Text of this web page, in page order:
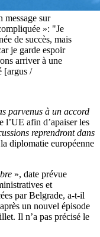
message sur
»: "Je
de succès, mais
je garde espoir
arriver à une
[argus /
parvenus à un accord
l’UE afin d’apaiser les
reprendront dans
diplomatie européenne
», date prévue
et
par Belgrade, a-t-il
un nouvel épisode
Il n’a pas précisé le